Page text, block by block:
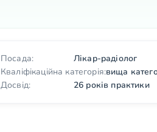
Посада:
Лікар-радіолог
Кваліфікаційна категорія:вища
Досвід:
26 років практики